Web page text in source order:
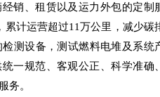
销、租赁以及运力外包的定制
计运营超过11万公里，减少碳
测设备，测试燃料电堆及系统
一规范、客观公正、科学准确
务。